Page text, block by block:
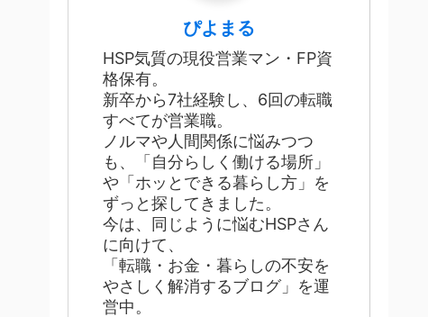
ぴよまる
HSP気質の現役営業マン・FP資
格保有。
新卒から7社経験し、6回の転職
すべてが営業職。
ノルマや人間関係に悩みつつ
も、「自分らしく働ける場所」
や「ホッとできる暮らし方」を
ずっと探してきました。
今は、同じように悩むHSPさん
に向けて、
「転職・お金・暮らしの不安を
やさしく解消するブログ」を運
営中。